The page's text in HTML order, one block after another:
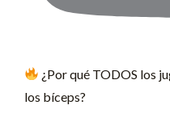
¿Por qué TODOS los
los bíceps?